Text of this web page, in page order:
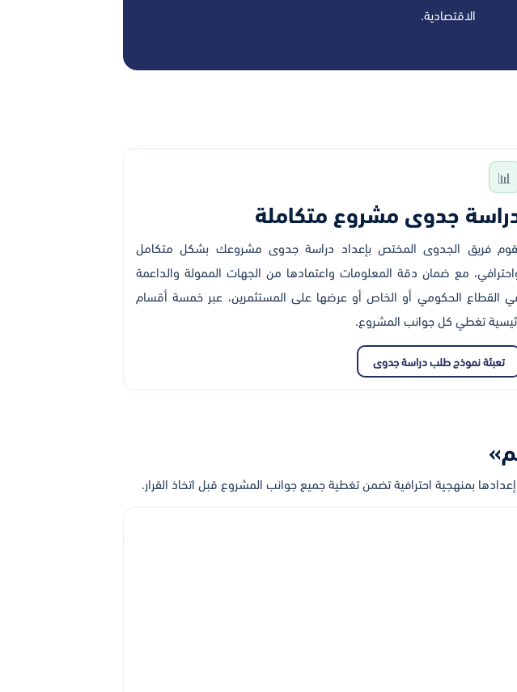
الاقتصادية.
📊
جدوى مشروع متكاملة
فريق الجدوى المختص بإعداد دراسة جدوى مشروعك بشكل متكامل
مع ضمان دقة المعلومات واعتمادها من الجهات الممولة والداعمة
القطاع الحكومي أو الخاص أو عرضها على المستثمرين، عبر خمسة أقسام
تغطي كل جوانب المشروع.
تعبئة نموذج طلب دراسة جدوى
بمنهجية احترافية تضمن تغطية جميع جوانب المشروع قبل اتخاذ القرار.